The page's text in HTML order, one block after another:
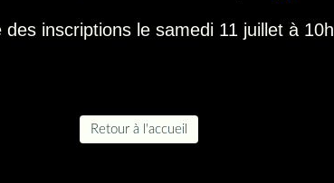
des inscriptions le samedi 11 juillet à 10h
Retour à l'accueil